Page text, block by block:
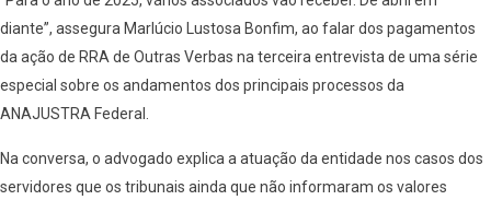
diante”, assegura Marlúcio Lustosa Bonfim, ao falar dos pagamentos
da ação de RRA de Outras Verbas na terceira entrevista de uma série
especial sobre os andamentos dos principais processos da
ANAJUSTRA Federal.
Na conversa, o advogado explica a atuação da entidade nos casos dos
servidores que os tribunais ainda que não informaram os valores